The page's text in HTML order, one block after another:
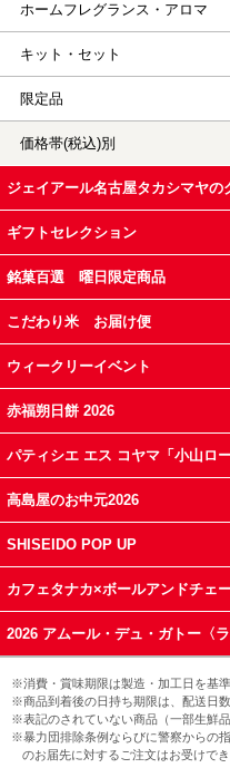
ホームフレグランス・アロマ
キット・セット
限定品
価格帯(税込)別
ジェイアール名古屋タカシマヤの
ギフトセレクション
銘菓百選 曜日限定商品
こだわり米 お届け便
ウィークリーイベント
赤福朔日餅 2026
パティシエ エス コヤマ「小山ロ
高島屋のお中元2026
SHISEIDO POP UP
カフェタナカ×ボールアンドチェ
2026 アムール・デュ・ガトー〈ラ
※消費・賞味期限は製造・加工日を基準
※商品到着後の日持ち期限は、配送日
※表記のされていない商品（一部生鮮
※暴力団排除条例ならびに警察からの
のお届先に対するご注文はお受けでき